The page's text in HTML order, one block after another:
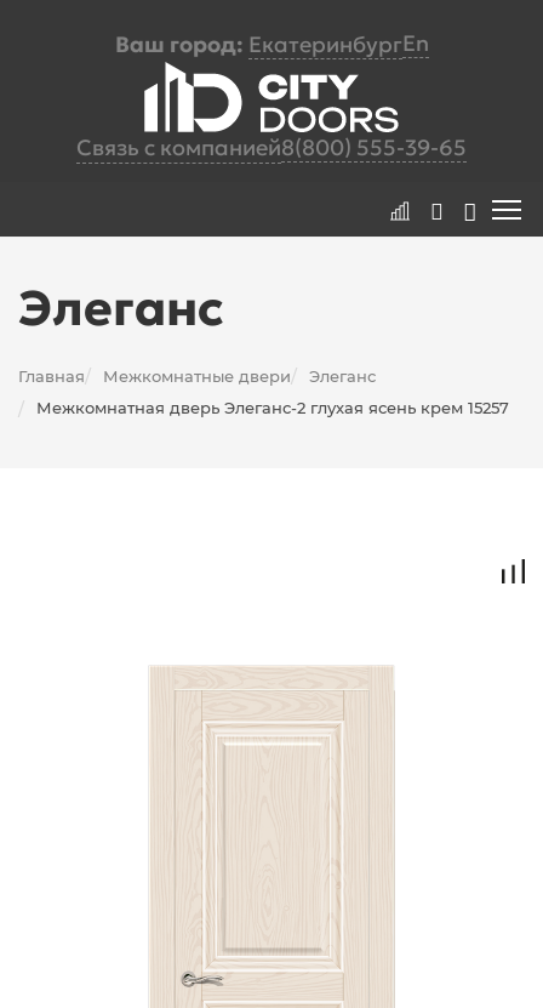
Ваш город: ЕкатеринбургEn
Связь с компанией8(800) 555-39-65
Элеганс
Главная/ Межкомнатные двери/ Элеганс
/ Межкомнатная дверь Элеганс-2 глухая ясень крем 15257